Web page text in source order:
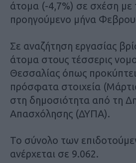
άτομα (-4,7%) σε σχέση με
προηγούμενο μήνα
Σε αναζήτηση εργασίας
άτομα στους τέσσερις
Θεσσαλίας όπως
πρόσφατα στοιχεία
στη δημοσιότητα από τη
Απασχόλησης (ΔΥΠΑ).
Το σύνολο των
ανέρχεται σε 9.062.